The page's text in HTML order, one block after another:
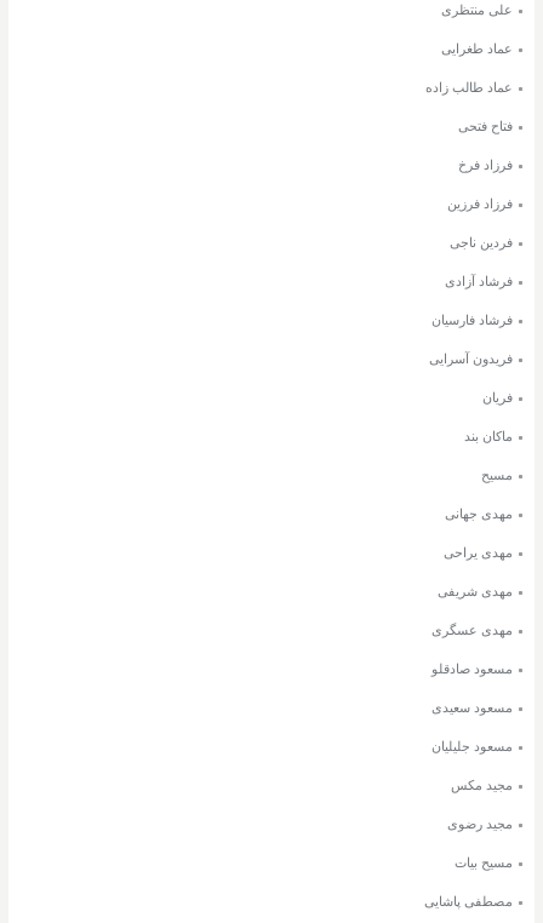
علی منتظری
عماد طغرایی
عماد طالب زاده
فتاح فتحی
فرزاد فرخ
فرزاد فرزین
فردین ناجی
فرشاد آزادی
فرشاد فارسیان
فریدون آسرایی
فریان
ماکان بند
مسیح
مهدی جهانی
مهدی یراحی
مهدی شریفی
مهدی عسگری
مسعود صادقلو
مسعود سعیدی
مسعود جلیلیان
مجید مکس
مجید رضوی
مسیح بیات
مصطفی پاشایی